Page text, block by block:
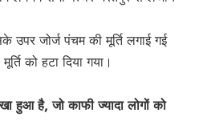
उपर जोर्ज पंचम की मूर्ति लगाई गई
को हटा दिया गया।
हुआ है, जो काफी ज्यादा लोगों को